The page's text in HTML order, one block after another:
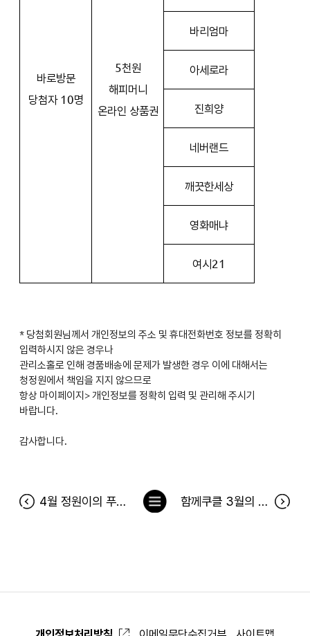
바로방문
당첨자 10명
5천원
해피머니
온라인 상품권
바리엄마
아세로라
진희양
네버랜드
깨끗한세상
영화매냐
여시21
* 당첨회원님께서 개인정보의 주소 및 휴대전화번호 정보를 정확히
입력하시지 않은 경우나
관리소홀로 인해 경품배송에 문제가 발생한 경우 이에 대해서는
청정원에서 책임을 지지 않으므로
항상 마이페이지> 개인정보를 정확히 입력 및 관리해 주시기
바랍니다.
감사합니다.
4월 정원이의 푸드박스 당첨자 발표 함께쿠클 3월의 기부천사 발표합니다.
목